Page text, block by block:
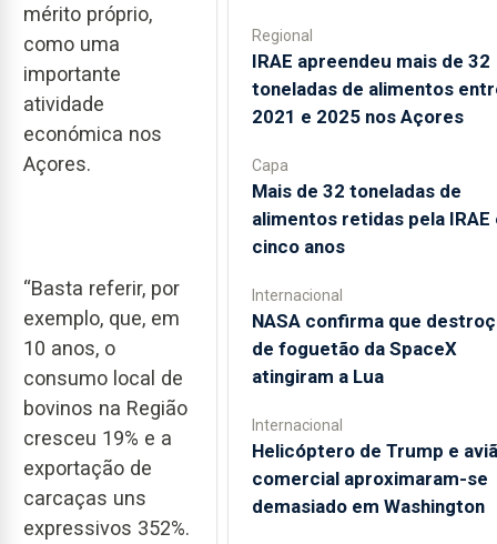
mérito próprio,
como uma
importante
atividade
económica nos
Açores.
“Basta referir, por
exemplo, que, em
10 anos, o
consumo local de
bovinos na Região
cresceu 19% e a
exportação de
carcaças uns
expressivos 352%.
Regional
IRAE apreendeu mais de 32
toneladas de alimentos
2021 e 2025 nos Açores
Capa
Mais de 32 toneladas de
alimentos retidas pela IRAE
cinco anos
Internacional
NASA confirma que
de foguetão da SpaceX
atingiram a Lua
Internacional
Helicóptero de Trump e
comercial aproximaram-se
demasiado em Washington